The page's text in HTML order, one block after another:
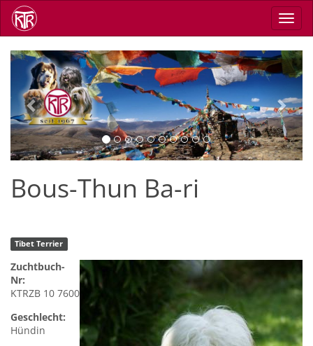
Skip
main
Previous Next
Bous-Thun Ba-ri
Tibet Terrier
Zuchtbuch-
Nr:
KTRZB 10 7600
Geschlecht:
Hündin